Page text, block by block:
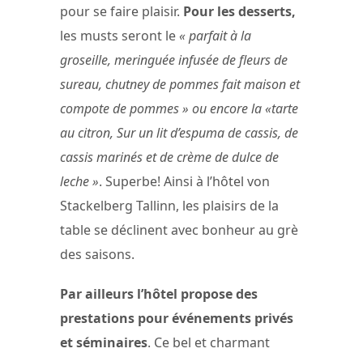
pour se faire plaisir. Pour les desserts,
les musts seront le« parfait à la
groseille, meringuée infusée de fleurs de
sureau, chutney de pommes fait maison et
compote de pommes » ou encore la «tarte
au citron, Sur un lit d’espuma de cassis, de
cassis marinés et de crème de dulce de
leche ». Superbe! Ainsi à l’hôtel von
Stackelberg Tallinn, les plaisirs de la
table se déclinent avec bonheur au grè
des saisons.
Par ailleurs l’hôtel propose des
prestations pour événements privés
et séminaires. Ce bel et charmant